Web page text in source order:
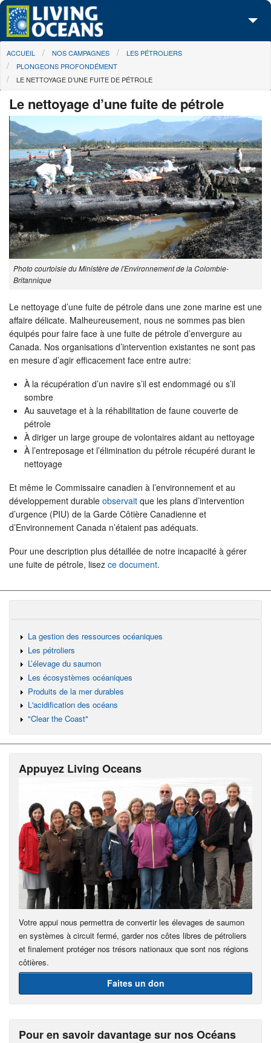
Skip to main content
À propos de nous
Nos campagnes
Centre des Médias
Les Cartes
Passez à l'action
You are here
ACCUEIL NOS CAMPAGNES
LES PÉTROLIERS
PLONGEONS PROFONDÉMENT
LE NETTOYAGE D’UNE FUITE DE PÉTROLE
Le nettoyage d’une fuite de pétrole
Photo courtoisie du Ministère de l'Environnement de la Colombie-
Britannique
Le nettoyage d’une fuite de pétrole dans une zone marine est une
affaire délicate. Malheureusement, nous ne sommes pas bien
équipés pour faire face à une fuite de pétrole d’envergure au
Canada. Nos organisations d’intervention existantes ne sont pas
en mesure d’agir efficacement face entre autre:
À la récupération d’un navire s’il est endommagé ou s’il
sombre
Au sauvetage et à la réhabilitation de faune couverte de
pétrole
À diriger un large groupe de volontaires aidant au nettoyage
À l’entreposage et l’élimination du pétrole récupéré durant le
nettoyage
Et même le Commissaire canadien à l’environnement et au
développement durable observait que les plans d’intervention
d’urgence (PIU) de la Garde Côtière Canadienne et
d’Environnement Canada n’étaient pas adéquats.
Pour une description plus détaillée de notre incapacité à gérer
une fuite de pétrole, lisez ce document.
La gestion des ressources océaniques
Les pétroliers
L’élevage du saumon
Les écosystèmes océaniques
Produits de la mer durables
L'acidification des océans
"Clear the Coast"
Appuyez Living Oceans
Votre appui nous permettra de convertir les élevages de saumon
en systèmes à circuit fermé, garder nos côtes libres de pétroliers
et finalement protéger nos trésors nationaux que sont nos régions
côtières.
Faites un don
Pour en savoir davantage sur nos Océans